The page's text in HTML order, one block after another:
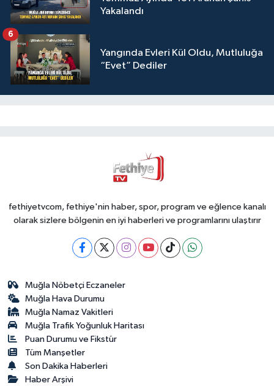
Yakalandı
Yangında Evleri Kül Oldu, Mutluluğa
“Evet” Dediler
6
fethiyetvcom, fethiye'nin haber, spor, program ve eğlence kanalı
olarak sizlere bölgenin en iyi haberleri ve programlarını ulaştırır
Muğla Nöbetçi Eczaneler
Muğla Hava Durumu
Muğla Namaz Vakitleri
Muğla Trafik Yoğunluk Haritası
Puan Durumu ve Fikstür
Tüm Manşetler
Son Dakika Haberleri
Haber Arşivi